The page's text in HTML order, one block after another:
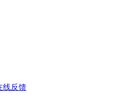
线反馈